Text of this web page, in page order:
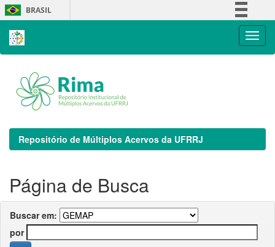
Skip
navigation
BRASIL
Repositório de Múltiplos Acervos da UFRRJ
Página de Busca
Buscar em:
por